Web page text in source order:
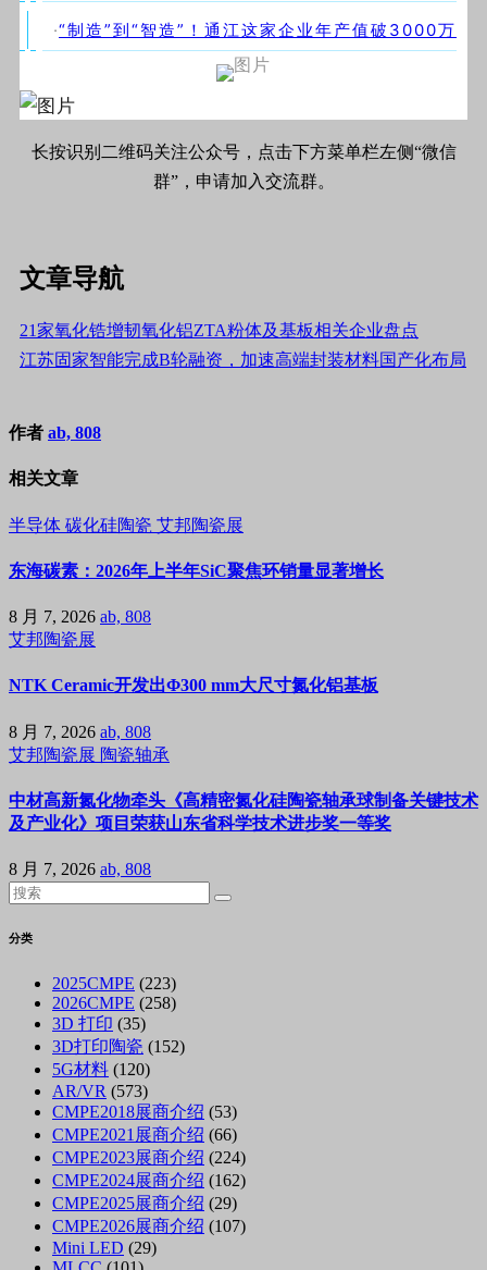
·“制造”到“智造”！通江这家企业年产值破3000万
长按识别二维码关注公众号，点击下方菜单栏左侧“微信
群”，申请加入交流群。
文章导航
21家氧化锆增韧氧化铝ZTA粉体及基板相关企业盘点
江苏固家智能完成B轮融资，加速高端封装材料国产化布局
作者 ab, 808
相关文章
半导体 碳化硅陶瓷 艾邦陶瓷展
东海碳素：2026年上半年SiC聚焦环销量显著增长
8 月 7, 2026 ab, 808
艾邦陶瓷展
NTK Ceramic开发出Φ300 mm大尺寸氮化铝基板
8 月 7, 2026 ab, 808
艾邦陶瓷展 陶瓷轴承
中材高新氮化物牵头《高精密氮化硅陶瓷轴承球制备关键技术
及产业化》项目荣获山东省科学技术进步奖一等奖
8 月 7, 2026 ab, 808
分类
2025CMPE (223)
2026CMPE (258)
3D 打印 (35)
3D打印陶瓷 (152)
5G材料 (120)
AR/VR (573)
CMPE2018展商介绍 (53)
CMPE2021展商介绍 (66)
CMPE2023展商介绍 (224)
CMPE2024展商介绍 (162)
CMPE2025展商介绍 (29)
CMPE2026展商介绍 (107)
Mini LED (29)